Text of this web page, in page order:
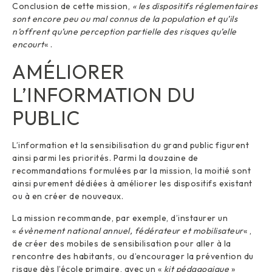
Conclusion de cette mission, « les dispositifs réglementaires
sont encore peu ou mal connus de la population et qu’ils
n’offrent qu’une perception partielle des risques qu’elle
encourt« .
AMÉLIORER
L’INFORMATION DU
PUBLIC
L’information et la sensibilisation du grand public figurent
ainsi parmi les priorités. Parmi la douzaine de
recommandations formulées par la mission, la moitié sont
ainsi purement dédiées à améliorer les dispositifs existant
ou à en créer de nouveaux.
La mission recommande, par exemple, d’instaurer un
« évènement national annuel, fédérateur et mobilisateur« ,
de créer des mobiles de sensibilisation pour aller à la
rencontre des habitants, ou d’encourager la prévention du
risque dès l’école primaire, avec un « kit pédagogique »